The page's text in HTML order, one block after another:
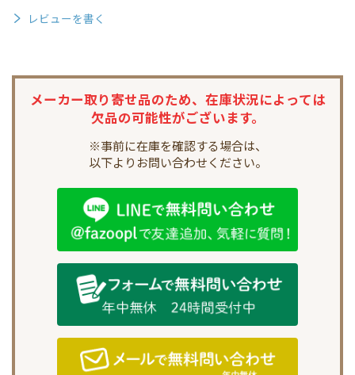
レビューを書く
メーカー取り寄せ品のため、 在庫状況によっては
欠品の可能性がございます。
※事前に在庫を確認する場合は、
以下よりお問い合わせください。